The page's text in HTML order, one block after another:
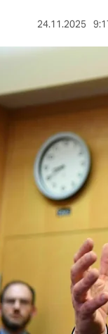
24.11.2025